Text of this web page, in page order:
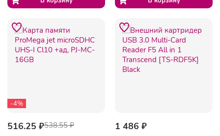
-4%
516.25 ₽538.55 ₽
1 486 ₽